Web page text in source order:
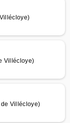
Villécloye)
Villécloye)